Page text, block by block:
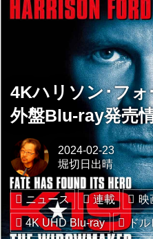
4Kハリソン･フ
外盤Blu-ray発売
2024-02-23
堀切日出晴
ニュース 連載 映
4K UHD Blu-ray
ドル